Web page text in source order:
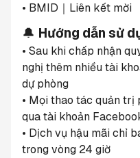
• BMID｜Liên kết mời
🔔 Hướng dẫn sử
• Sau khi chấp nhận
nghị thêm nhiều tài
dự phòng
• Mọi thao tác quản
qua tài khoản
• Dịch vụ hậu mãi chỉ
trong vòng 24 giờ